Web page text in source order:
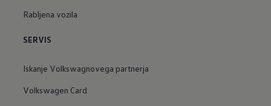
Rabljena vozila
SERVIS
Iskanje Volkswagnovega partnerja
Volkswagen Card